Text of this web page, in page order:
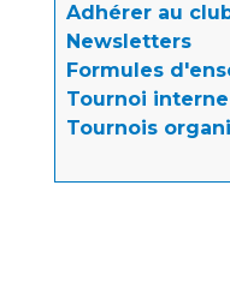
Adhérer au
Newsletters
Formules
Tournoi
Tournois